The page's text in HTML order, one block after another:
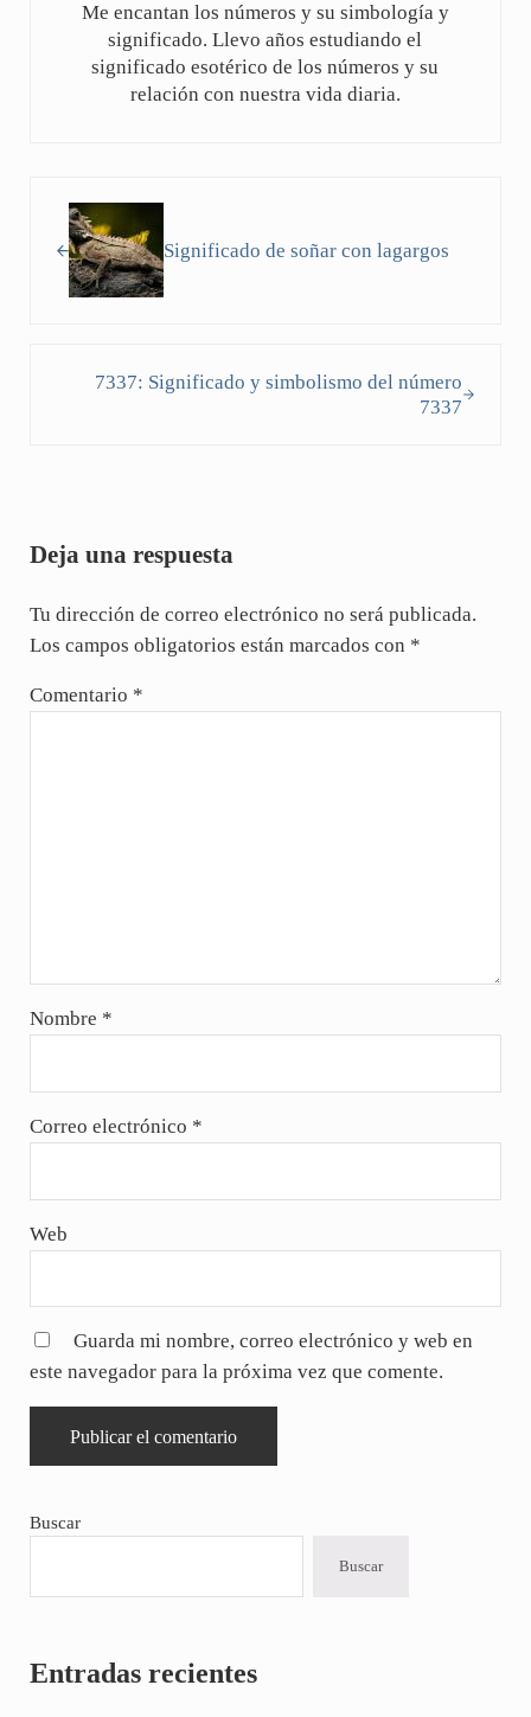
Me encantan los números y su simbología y
significado. Llevo años estudiando el
significado esotérico de los números y su
relación con nuestra vida diaria.
Significado de soñar con lagargos
7337: Significado y simbolismo del número
7337
Deja una respuesta
Tu dirección de correo electrónico no será publicada.
Los campos obligatorios están marcados con *
Comentario *
Nombre *
Correo electrónico *
Web
Guarda mi nombre, correo electrónico y web en
este navegador para la próxima vez que comente.
Sidebar
Buscar
Buscar
Entradas recientes